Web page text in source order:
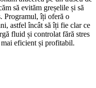
să evităm greșelile și să
Programul, îți oferă o
astfel încât să îți fie clar ce
fluid și controlat fără stres
mai eficient și profitabil.